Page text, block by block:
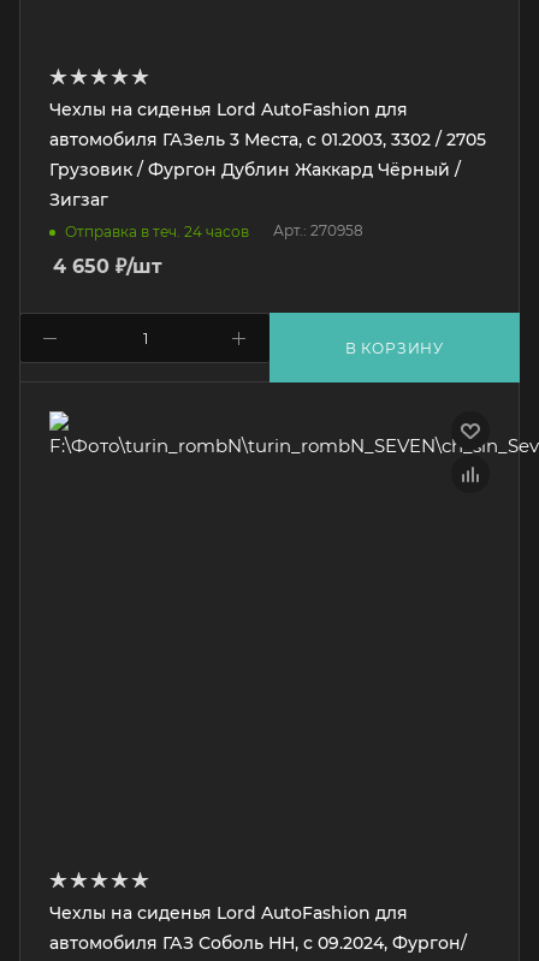
Чехлы на сиденья Lord AutoFashion для
автомобиля ГАЗель 3 Места, с 01.2003, 3302 / 2705
Грузовик / Фургон Дублин Жаккард Чёрный /
Зигзаг
Отправка в теч. 24 часов Арт.: 270958
4 650 ₽/шт
В КОРЗИНУ
Чехлы на сиденья Lord AutoFashion для
автомобиля ГАЗ Соболь НН, с 09.2024, Фургон/